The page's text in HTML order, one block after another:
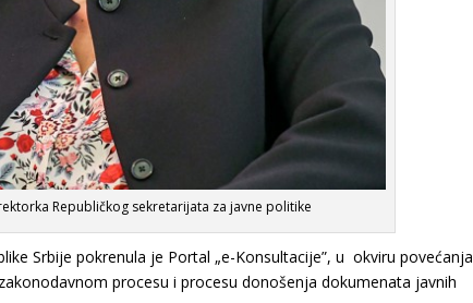
Republičkog sekretarijata za javne politike
Srbije pokrenula je Portal „e-Konsultacije”, u okviru povećanja
procesu i procesu donošenja dokumenata javnih